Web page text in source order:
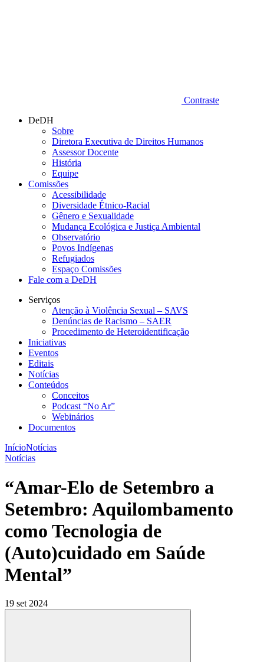
Contraste
DeDH
Sobre
Diretora Executiva de Direitos Humanos
Assessor Docente
História
Equipe
Comissões
Acessibilidade
Diversidade Étnico-Racial
Gênero e Sexualidade
Mudança Ecológica e Justiça Ambiental
Observatório
Povos Indígenas
Refugiados
Espaço Comissões
Fale com a DeDH
Serviços
Atenção à Violência Sexual – SAVS
Denúncias de Racismo – SAER
Procedimento de Heteroidentificação
Iniciativas
Eventos
Editais
Notícias
Conteúdos
Conceitos
Podcast “No Ar”
Webinários
Documentos
InícioNotícias
Notícias
“Amar-Elo de Setembro a
Setembro: Aquilombamento
como Tecnologia de
(Auto)cuidado em Saúde
Mental”
19 set 2024